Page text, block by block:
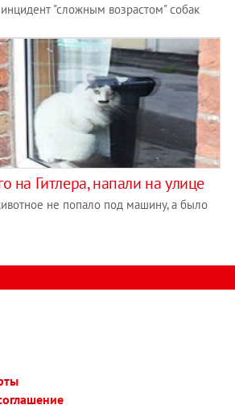
"сложным возрастом" собак
на Гитлера, напали на улице
не попало под машину, а было